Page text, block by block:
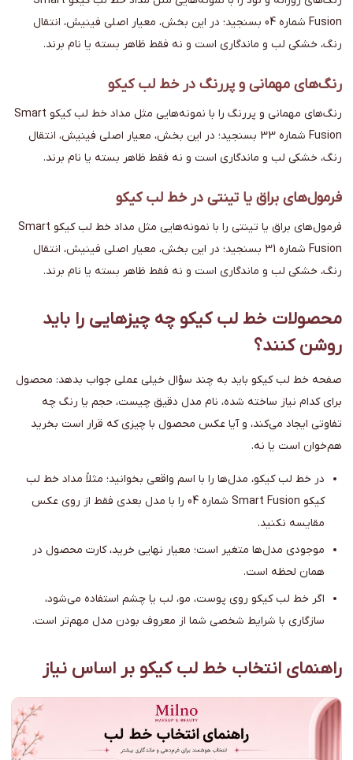
Fusion شماره 04 بسنجید؛ در این بخش، معیار اصلی فینیش، انتقال
رنگ، خشکی لب و ماندگاری است و نه فقط ظاهر بسته یا نام برند.
رنگ‌های مهمانی و پررنگ در خط لب کیکو
رنگ‌های مهمانی و پررنگ را با نمونه‌هایی مثل مداد خط لب کیکو Smart
Fusion شماره 33 بسنجید؛ در این بخش، معیار اصلی فینیش، انتقال
رنگ، خشکی لب و ماندگاری است و نه فقط ظاهر بسته یا نام برند.
فرمول‌های براق یا تینتی در خط لب کیکو
فرمول‌های براق یا تینتی را با نمونه‌هایی مثل مداد خط لب کیکو Smart
Fusion شماره 31 بسنجید؛ در این بخش، معیار اصلی فینیش، انتقال
رنگ، خشکی لب و ماندگاری است و نه فقط ظاهر بسته یا نام برند.
محصولات خط لب کیکو چه چیزهایی را باید
روشن کنند؟
صفحه خط لب کیکو باید به چند سؤال خیلی عملی جواب بدهد: محصول
برای کدام نیاز ساخته شده، نام مدل دقیق چیست، حجم یا رنگ چه
تفاوتی ایجاد می‌کند، و آیا عکس محصول با چیزی که قرار است بخرید
هم‌خوان است یا نه.
در خط لب کیکو، مدل‌ها را با اسم واقعی بخوانید؛ مثلاً مداد خط لب
کیکو Smart Fusion شماره 04 را با مدل بعدی فقط از روی عکس
مقایسه نکنید.
موجودی مدل‌ها متغیر است؛ معیار نهایی خرید، کارت محصول در
همان لحظه است.
اگر خط لب کیکو روی پوست، مو، لب یا چشم استفاده می‌شود،
سازگاری با شرایط شخصی شما از معروف بودن مدل مهم‌تر است.
راهنمای انتخاب خط لب کیکو بر اساس نیاز